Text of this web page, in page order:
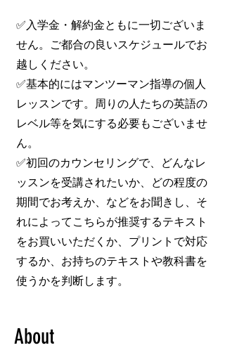
✅入学金・解約金ともに一切ございま
せん。ご都合の良いスケジュールでお
越しください。
✅基本的にはマンツーマン指導の個人
レッスンです。周りの人たちの英語の
レベル等を気にする必要もございませ
ん。
✅初回のカウンセリングで、どんなレ
ッスンを受講されたいか、どの程度の
期間でお考えか、などをお聞きし、そ
れによってこちらが推奨するテキスト
をお買いいただくか、プリントで対応
するか、お持ちのテキストや教科書を
使うかを判断します。
About